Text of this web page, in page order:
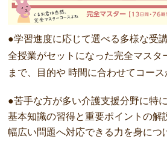
●学習進度に応じて選べる多様な受
全授業がセットになった完全マスタ
まで、目的や 時間に合わせてコース
●苦手な方が多い介護支援分野に特に
基本知識の習得と重要ポイントの
幅広い問題へ対応できる力を身につ